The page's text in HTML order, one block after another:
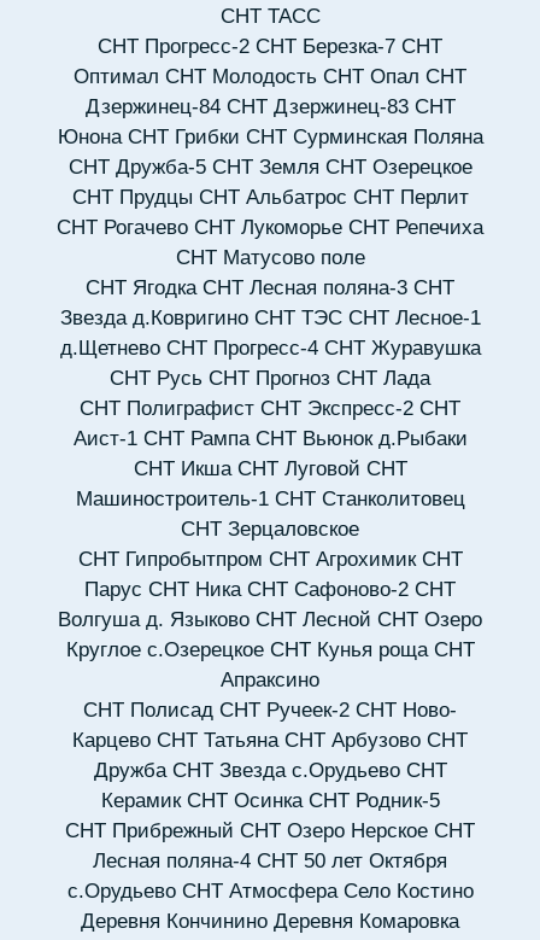
СНТ ТАСС
СНТ Прогресс-2 СНТ Березка-7 СНТ
Оптимал СНТ Молодость СНТ Опал СНТ
Дзержинец-84 СНТ Дзержинец-83 СНТ
Юнона СНТ Грибки СНТ Сурминская Поляна
СНТ Дружба-5 СНТ Земля СНТ Озерецкое
СНТ Прудцы СНТ Альбатрос СНТ Перлит
СНТ Рогачево СНТ Лукоморье СНТ Репечиха
СНТ Матусово поле
СНТ Ягодка СНТ Лесная поляна-3 СНТ
Звезда д.Ковригино СНТ ТЭС СНТ Лесное-1
д.Щетнево СНТ Прогресс-4 СНТ Журавушка
СНТ Русь СНТ Прогноз СНТ Лада
СНТ Полиграфист СНТ Экспресс-2 СНТ
Аист-1 СНТ Рампа СНТ Вьюнок д.Рыбаки
СНТ Икша СНТ Луговой СНТ
Машиностроитель-1 СНТ Станколитовец
СНТ Зерцаловское
СНТ Гипробытпром СНТ Агрохимик СНТ
Парус СНТ Ника СНТ Сафоново-2 СНТ
Волгуша д. Языково СНТ Лесной СНТ Озеро
Круглое с.Озерецкое СНТ Кунья роща СНТ
Апраксино
СНТ Полисад СНТ Ручеек-2 СНТ Ново-
Карцево СНТ Татьяна СНТ Арбузово СНТ
Дружба СНТ Звезда с.Орудьево СНТ
Керамик СНТ Осинка СНТ Родник-5
СНТ Прибрежный СНТ Озеро Нерское СНТ
Лесная поляна-4 СНТ 50 лет Октября
с.Орудьево СНТ Атмосфера Село Костино
Деревня Кончинино Деревня Комаровка